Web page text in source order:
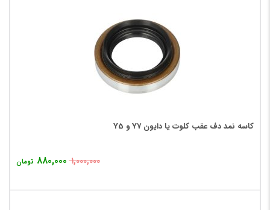
کاسه نمد دف عقب کلوت یا دایون Y7 و Y5
۱,۰۰۰,۰۰۰ ۸۸۰,۰۰۰ تومان